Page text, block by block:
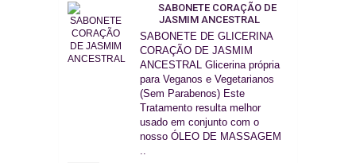
SABONETE CORAÇÃO DE
JASMIM ANCESTRAL
SABONETE DE GLICERINA
CORAÇÃO DE JASMIM
ANCESTRAL Glicerina própria
para Veganos e Vegetarianos
(Sem Parabenos) Este
Tratamento resulta melhor
usado em conjunto com o
nosso ÓLEO DE MASSAGEM